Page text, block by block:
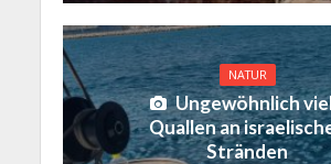
NATUR
Ungewöhnlich
Quallen an
Stränden